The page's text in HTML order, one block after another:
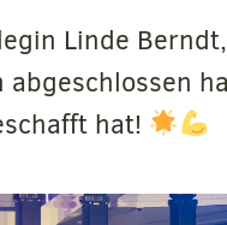
Linde
hat!